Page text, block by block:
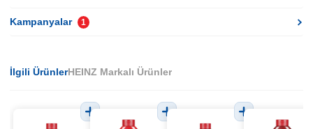
Kampanyalar 1
İlgili ÜrünlerHEINZ Markalı Ürünler